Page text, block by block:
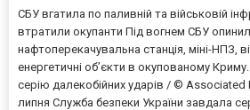
СБУ вгатила по паливній та військовій
втратили окупанти Під вогнем СБУ
нафтоперекачувальна станція, міні-НПЗ,
енергетичні об’єкти в окупованому
серію далекобійних ударів / © Associated
липня Служба безпеки України завдала